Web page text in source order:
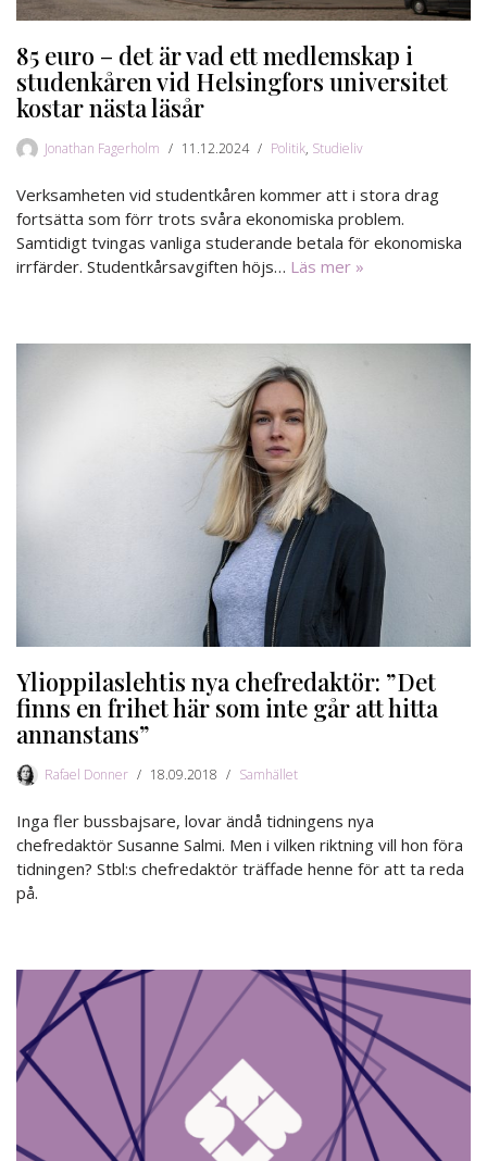
85 euro – det är vad ett medlemskap i
studenkåren vid Helsingfors universitet
kostar nästa läsår
Jonathan Fagerholm 11.12.2024 Politik, Studieliv
Verksamheten vid studentkåren kommer att i stora drag
fortsätta som förr trots svåra ekonomiska problem.
Samtidigt tvingas vanliga studerande betala för ekonomiska
irrfärder. Studentkårsavgiften höjs… Läs mer »
Ylioppilaslehtis nya chefredaktör: ”Det
finns en frihet här som inte går att hitta
annanstans”
Rafael Donner 18.09.2018 Samhället
Inga fler bussbajsare, lovar ändå tidningens nya
chefredaktör Susanne Salmi. Men i vilken riktning vill hon föra
tidningen? Stbl:s chefredaktör träffade henne för att ta reda
på.